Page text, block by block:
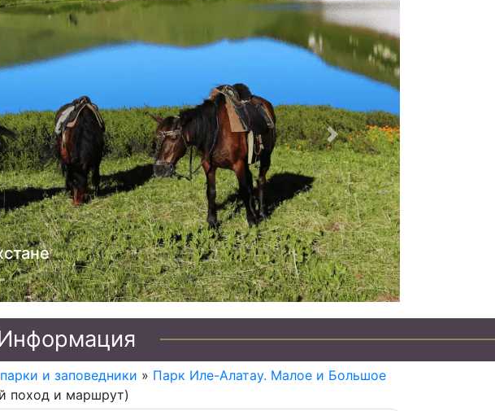
Казахстану
Следующий
и заповедники » Парк Иле-Алатау. Малое и Большое
поход и маршрут)